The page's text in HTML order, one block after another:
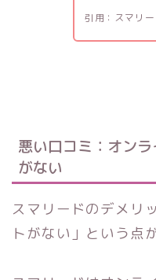
引用：スマリ
悪い口コミ：オン
がない
スマリードのデメリ
トがない」という点